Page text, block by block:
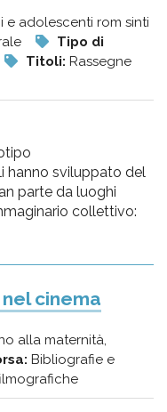
e adolescenti rom sinti
Tipo di
Titoli: Rassegne
hanno sviluppato del
parte da luoghi
collettivo:
cinema
alla maternità,
Bibliografie e